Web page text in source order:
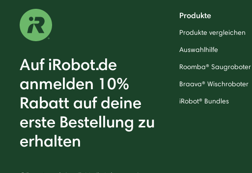
Auf iRobot.de
anmelden 10%
Rabatt auf deine
erste Bestellung zu
erhalten
Produkte
Produkte vergleichen
Auswahlhilfe
Roomba® Saugroboter
Braava® Wischroboter
iRobot® Bundles